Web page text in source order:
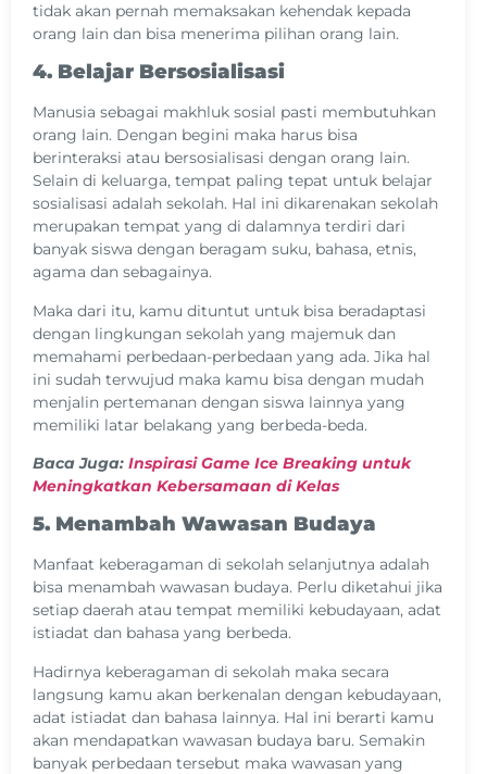
tidak akan pernah memaksakan kehendak kepada
orang lain dan bisa menerima pilihan orang lain.
4. Belajar Bersosialisasi
Manusia sebagai makhluk sosial pasti membutuhkan
orang lain. Dengan begini maka harus bisa
berinteraksi atau bersosialisasi dengan orang lain.
Selain di keluarga, tempat paling tepat untuk belajar
sosialisasi adalah sekolah. Hal ini dikarenakan sekolah
merupakan tempat yang di dalamnya terdiri dari
banyak siswa dengan beragam suku, bahasa, etnis,
agama dan sebagainya.
Maka dari itu, kamu dituntut untuk bisa beradaptasi
dengan lingkungan sekolah yang majemuk dan
memahami perbedaan-perbedaan yang ada. Jika hal
ini sudah terwujud maka kamu bisa dengan mudah
menjalin pertemanan dengan siswa lainnya yang
memiliki latar belakang yang berbeda-beda.
Baca Juga: Inspirasi Game Ice Breaking untuk
Meningkatkan Kebersamaan di Kelas
5. Menambah Wawasan Budaya
Manfaat keberagaman di sekolah selanjutnya adalah
bisa menambah wawasan budaya. Perlu diketahui jika
setiap daerah atau tempat memiliki kebudayaan, adat
istiadat dan bahasa yang berbeda.
Hadirnya keberagaman di sekolah maka secara
langsung kamu akan berkenalan dengan kebudayaan,
adat istiadat dan bahasa lainnya. Hal ini berarti kamu
akan mendapatkan wawasan budaya baru. Semakin
banyak perbedaan tersebut maka wawasan yang